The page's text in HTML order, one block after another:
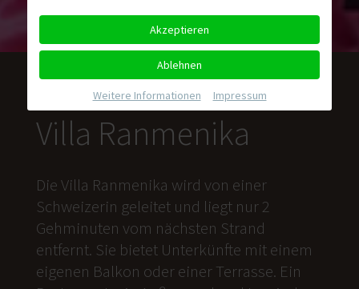
Villa Ranmenika
Die Villa Ranmenika wird von einer
Schweizerin geleitet und liegt nur 2
Gehminuten vom nächsten Strand
entfernt. Sie bietet Unterkünfte mit einem
eigenen Balkon oder einer Terrasse. Ein
Akzeptieren
Ablehnen
Weitere Informationen Impressum